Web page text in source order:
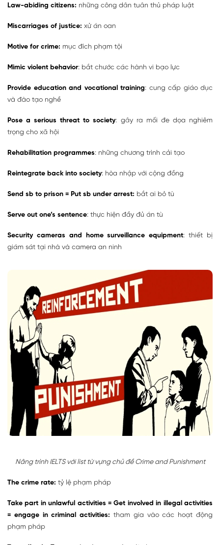
Law-abiding citizens: những công dân tuân thủ pháp luật
Miscarriages of justice: xử án oan
Motive for crime: mục đích phạm tội
Mimic violent behavior: bắt chước các hành vi bạo lực
Provide education and vocational training: cung cấp giáo dục
và đào tạo nghề
Pose a serious threat to society: gây ra mối đe dọa nghiêm
trọng cho xã hội
Rehabilitation programmes: những chương trình cải tạo
Reintegrate back into society: hòa nhập với cộng đồng
Send sb to prison = Put sb under arrest: bắt ai bỏ tù
Serve out one’s sentence: thực hiện đầy đủ án tù
Security cameras and home surveillance equipment: thiết bị
giám sát tại nhà và camera an ninh
Nâng trình IELTS với list từ vựng chủ đề Crime and Punishment
The crime rate: tỷ lệ phạm pháp
Take part in unlawful activities = Get involved in illegal activities
= engage in criminal activities:tham gia vào các hoạt động
phạm pháp